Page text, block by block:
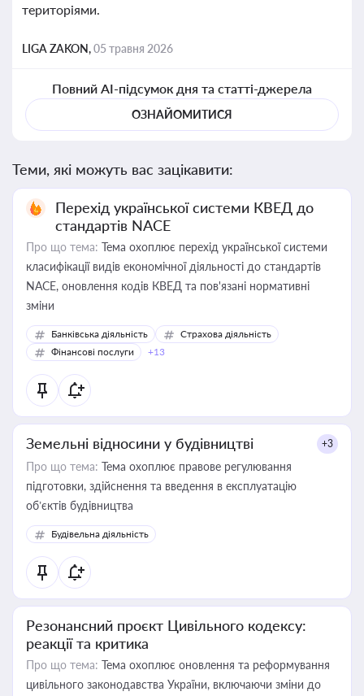
територіями.
LIGA ZAKON,05 травня 2026
Повний AI-підсумок дня та статті-джерела
ОЗНАЙОМИТИСЯ
Теми, які можуть вас зацікавити:
Перехід української системи КВЕД до
стандартів NACE
Про що тема: Тема охоплює перехід української системи
класифікації видів економічної діяльності до стандартів
NACE, оновлення кодів КВЕД та пов'язані нормативні
зміни
Банківська діяльність
Страхова діяльність
Фінансові послуги
+13
Земельні відносини у будівництві +3
Про що тема: Тема охоплює правове регулювання
підготовки, здійснення та введення в експлуатацію
об’єктів будівництва
Будівельна діяльність
Резонансний проєкт Цивільного кодексу:
реакції та критика
Про що тема: Тема охоплює оновлення та реформування
цивільного законодавства України, включаючи зміни до